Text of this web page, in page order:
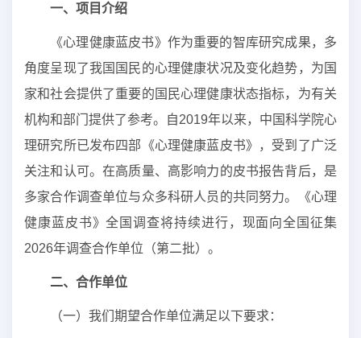
一、项目介绍
《心理健康蓝皮书》作为重要的智库研究成果，多
角度呈现了我国国民的心理健康状况及变化趋势，为国
家和社会提供了重要的国民心理健康状态指标，为有关
机构和部门提供了参考。自2019年以来，中国科学院心
理研究所已发布四部《心理健康蓝皮书》，受到了广泛
关注和认可。在高质量、高影响力的皮书报告背后，是
多家合作调查单位与众多科研人员的共同努力。《心理
健康蓝皮书》全国调查将持续进行，现面向全国征集
2026年调查合作单位（第二批）。
二、合作单位
（一）我们期望合作单位满足以下要求：